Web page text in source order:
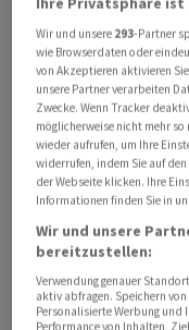
Hintergrund sei
Absatz und
von Januar bis März
Einheiten. Der
um 152 Prozent auf
Auf Stufe EBITDA
Unternehmen aus
schwarzen Zahlen:
Millionen Euro nach
Vorjahresquartal.
Minus von 26,1
Wir und unsere 293-Partner
wie Browserdaten oder
von Akzeptieren aktivieren
unsere Partner verarbeiten
Zwecke. Wenn Tracker
möglicherweise nicht mehr
wieder aufrufen, um Ihre
widerrufen, indem Sie auf
der Webseite klicken. Ihre
Informationen finden Sie in
Wir und unsere
bereitzustellen:
Verwendung genauer
aktiv abfragen. Speichern
Personalisierte Werbung und
Performance von Inhalten,